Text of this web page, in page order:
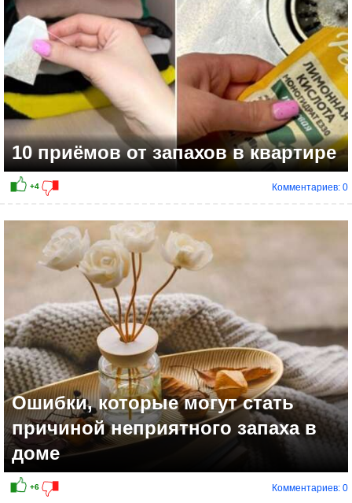
10 приёмов от запахов в квартире
Комментариев: 0
Ошибки, которые могут стать
причиной неприятного запаха в
доме
Комментариев: 0